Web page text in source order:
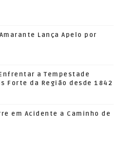
Lança Apelo por
a Tempestade
Forte da Região desde 1842
em Acidente a Caminho de